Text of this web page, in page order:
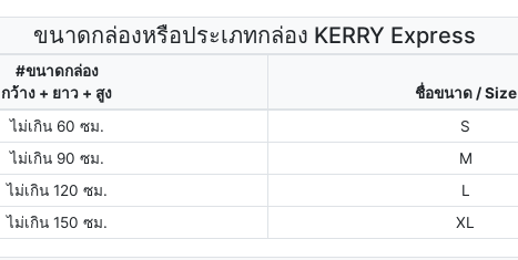
ขนาดกล่องหรือประเภทกล่อง KERRY Express
#ขนาดกล่อง
กว้าง + ยาว + สูง
ชื่อขนาด / Size
ไม่เกิน 60 ซม.
S
ไม่เกิน 90 ซม.
M
ไม่เกิน 120 ซม.
L
ไม่เกิน 150 ซม.
XL